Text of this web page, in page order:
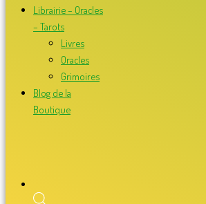
Librairie – Oracles
– Tarots
Livres
Oracles
Grimoires
Blog de la
Boutique